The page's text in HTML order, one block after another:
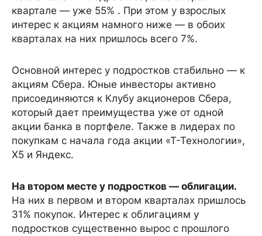
квартале — уже 55% . При этом у взрослых
интерес к акциям намного ниже — в обоих
кварталах на них пришлось всего 7%.
Основной интерес у подростков стабильно — к
акциям Сбера. Юные инвесторы активно
присоединяются к Клубу акционеров Сбера,
который дает преимущества уже от одной
акции банка в портфеле. Также в лидерах по
покупкам с начала года акции «Т-Технологии»,
X5 и Яндекс.
На втором месте у подростков — облигации.
На них в первом и втором кварталах пришлось
31% покупок. Интерес к облигациям у
подростков существенно вырос с прошлого